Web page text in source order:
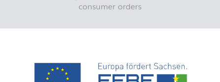
consumer orders